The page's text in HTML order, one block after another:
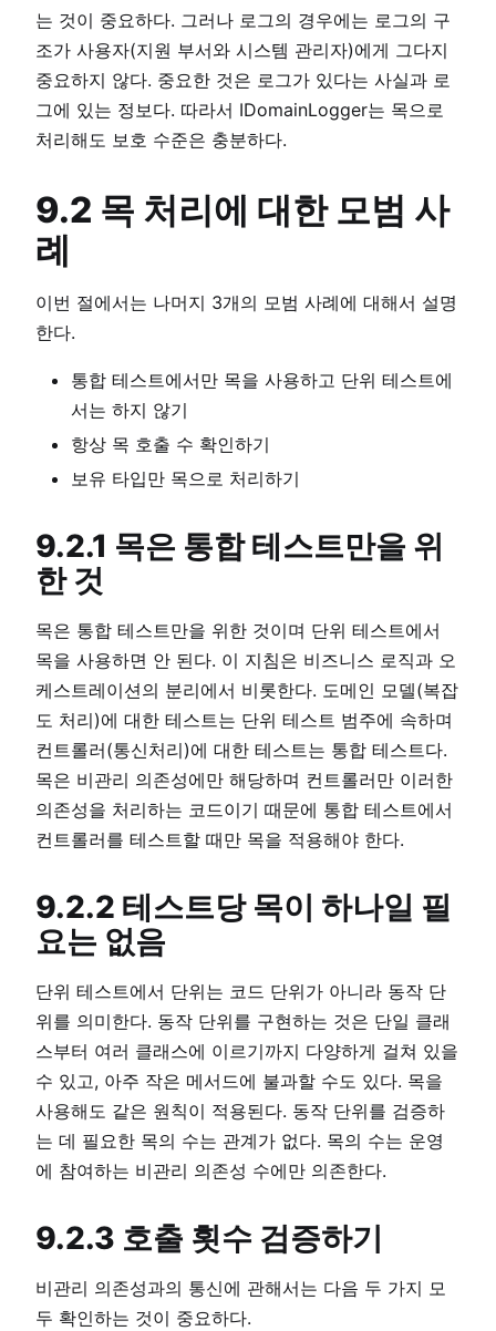
는 것이 중요하다. 그러나 로그의 경우에는 로그의 구
조가 사용자(지원 부서와 시스템 관리자)에게 그다지
중요하지 않다. 중요한 것은 로그가 있다는 사실과 로
그에 있는 정보다. 따라서 IDomainLogger는 목으로
처리해도 보호 수준은 충분하다.
9.2 목 처리에 대한 모범 사
례
이번 절에서는 나머지 3개의 모범 사례에 대해서 설명
한다.
통합 테스트에서만 목을 사용하고 단위 테스트에
서는 하지 않기
항상 목 호출 수 확인하기
보유 타입만 목으로 처리하기
9.2.1 목은 통합 테스트만을 위
한 것
목은 통합 테스트만을 위한 것이며 단위 테스트에서
목을 사용하면 안 된다. 이 지침은 비즈니스 로직과 오
케스트레이션의 분리에서 비롯한다. 도메인 모델(복잡
도 처리)에 대한 테스트는 단위 테스트 범주에 속하며
컨트롤러(통신처리)에 대한 테스트는 통합 테스트다.
목은 비관리 의존성에만 해당하며 컨트롤러만 이러한
의존성을 처리하는 코드이기 때문에 통합 테스트에서
컨트롤러를 테스트할 때만 목을 적용해야 한다.
9.2.2 테스트당 목이 하나일 필
요는 없음
단위 테스트에서 단위는 코드 단위가 아니라 동작 단
위를 의미한다. 동작 단위를 구현하는 것은 단일 클래
스부터 여러 클래스에 이르기까지 다양하게 걸쳐 있을
수 있고, 아주 작은 메서드에 불과할 수도 있다. 목을
사용해도 같은 원칙이 적용된다. 동작 단위를 검증하
는 데 필요한 목의 수는 관계가 없다. 목의 수는 운영
에 참여하는 비관리 의존성 수에만 의존한다.
9.2.3 호출 횟수 검증하기
비관리 의존성과의 통신에 관해서는 다음 두 가지 모
두 확인하는 것이 중요하다.